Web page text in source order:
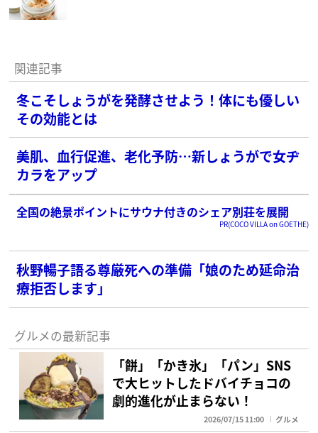
関連記事
冬こそしょうがを発酵させよう！体にも優しい
その効能とは
美肌、血行促進、老化予防…新しょうがで女ヂ
カラをアップ
全国の絶景ポイントにサウナ付きのシェア別荘を展開
PR(COCO VILLA on GOETHE)
秋野暢子語る尊厳死への準備「娘のため延命治
療拒否します」
グルメの最新記事
「餅」「かき氷」「パン」SNS
で大ヒットしたドバイチョコの
劇的進化が止まらない！
2026/07/15 11:00 グルメ